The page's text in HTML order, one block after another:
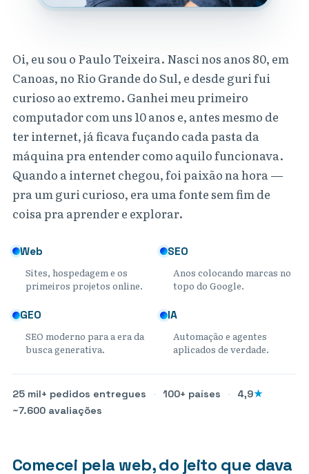
Oi, eu sou o Paulo Teixeira. Nasci nos anos 80, em
Canoas, no Rio Grande do Sul, e desde guri fui
curioso ao extremo. Ganhei meu primeiro
computador com uns 10 anos e, antes mesmo de
ter internet, já ficava fuçando cada pasta da
máquina pra entender como aquilo funcionava.
Quando a internet chegou, foi paixão na hora —
pra um guri curioso, era uma fonte sem fim de
coisa pra aprender e explorar.
Web
Sites, hospedagem e os
primeiros projetos online.
SEO
Anos colocando marcas no
topo do Google.
GEO
SEO moderno para a era da
busca generativa.
IA
Automação e agentes
aplicados de verdade.
25 mil+ pedidos entregues · 100+ países · 4,9★
~7.600 avaliações
Comecei pela web, do jeito que dava